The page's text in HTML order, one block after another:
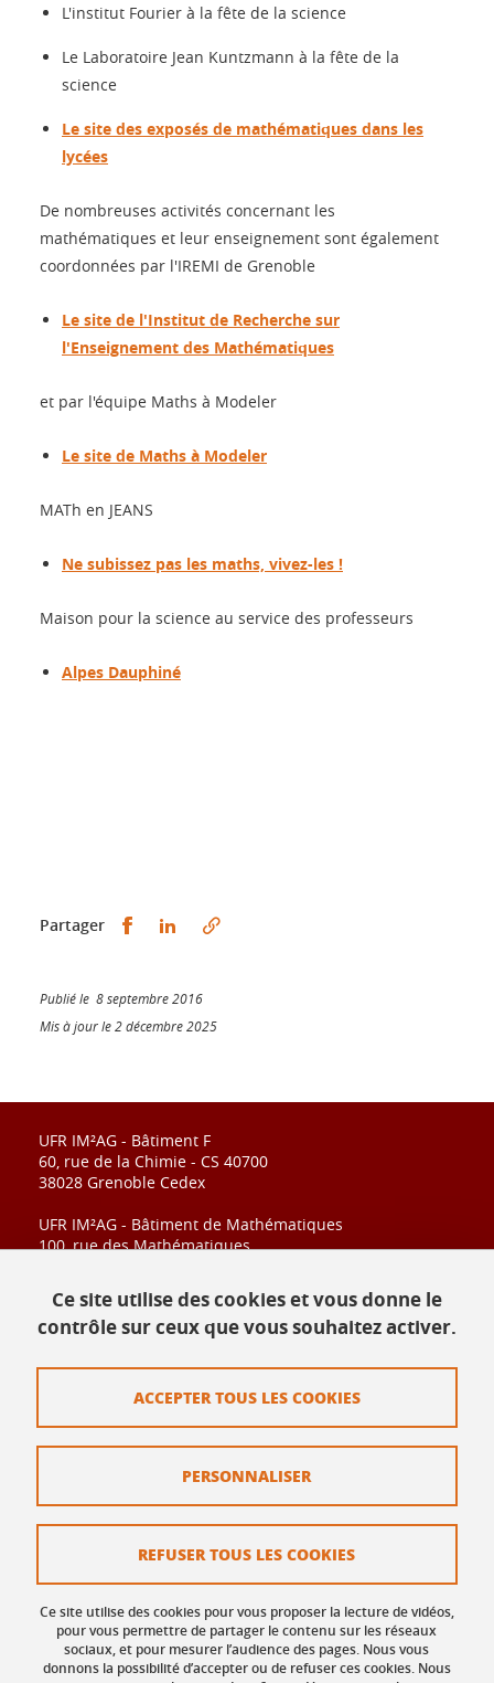
L'institut Fourier à la fête de la science
Le Laboratoire Jean Kuntzmann à la fête de la
science
Le site des exposés de mathématiques dans les
lycées
De nombreuses activités concernant les
mathématiques et leur enseignement sont également
coordonnées par l'IREMI de Grenoble
Le site de l'Institut de Recherche sur
l'Enseignement des Mathématiques
et par l'équipe Maths à Modeler
Le site de Maths à Modeler
MATh en JEANS
Ne subissez pas les maths, vivez-les !
Maison pour la science au service des professeurs
Alpes Dauphiné
Partager Partager sur Facebook
Partager sur LinkedIn
Publié le 8 septembre 2016
Mis à jour le 2 décembre 2025
UFR IM²AG - Bâtiment F
60, rue de la Chimie - CS 40700
38028 Grenoble Cedex
UFR IM²AG - Bâtiment de Mathématiques
100, rue des Mathématiques
38028 Grenoble Cedex
Contact
Mentions légales
Politique des Cookies
Gestion des cookies
Accessibilité : non conforme
Ce site utilise des cookies et vous donne le
contrôle sur ceux que vous souhaitez activer.
Ce site utilise des cookies pour vous proposer la lecture de vidéos,
pour vous permettre de partager le contenu sur les réseaux
sociaux, et pour mesurer l’audience des pages. Nous vous
donnons la possibilité d’accepter ou de refuser ces cookies. Nous
ACCEPTER TOUS LES COOKIES
REFUSER TOUS LES COOKIES
PERSONNALISER